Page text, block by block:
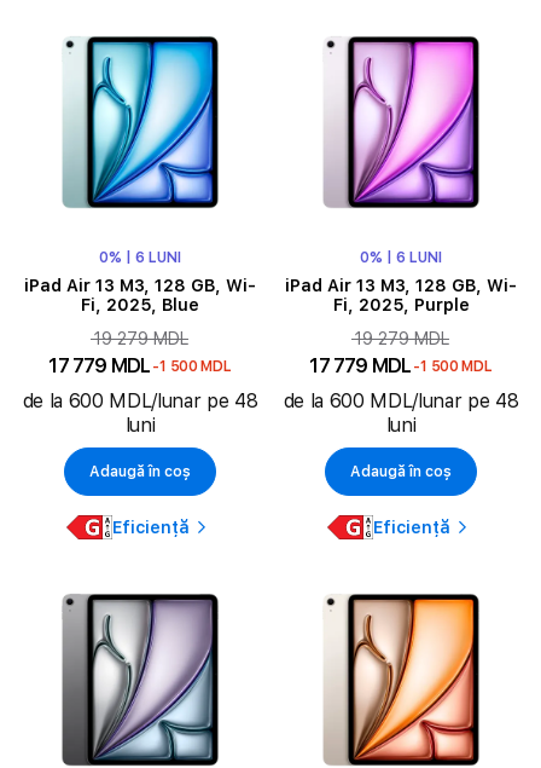
0% | 6 LUNI
iPad Air 13 M3, 128 GB, Wi-
Fi, 2025, Blue
19 279 MDL
17 779 MDL -1 500 MDL
de la 600 MDL/lunar pe 48
luni
Adaugă în coș
Eficiență
0% | 6 LUNI
iPad Air 13 M3, 128 GB, Wi-
Fi, 2025, Purple
19 279 MDL
17 779 MDL -1 500 MDL
de la 600 MDL/lunar pe 48
luni
Adaugă în coș
Eficiență